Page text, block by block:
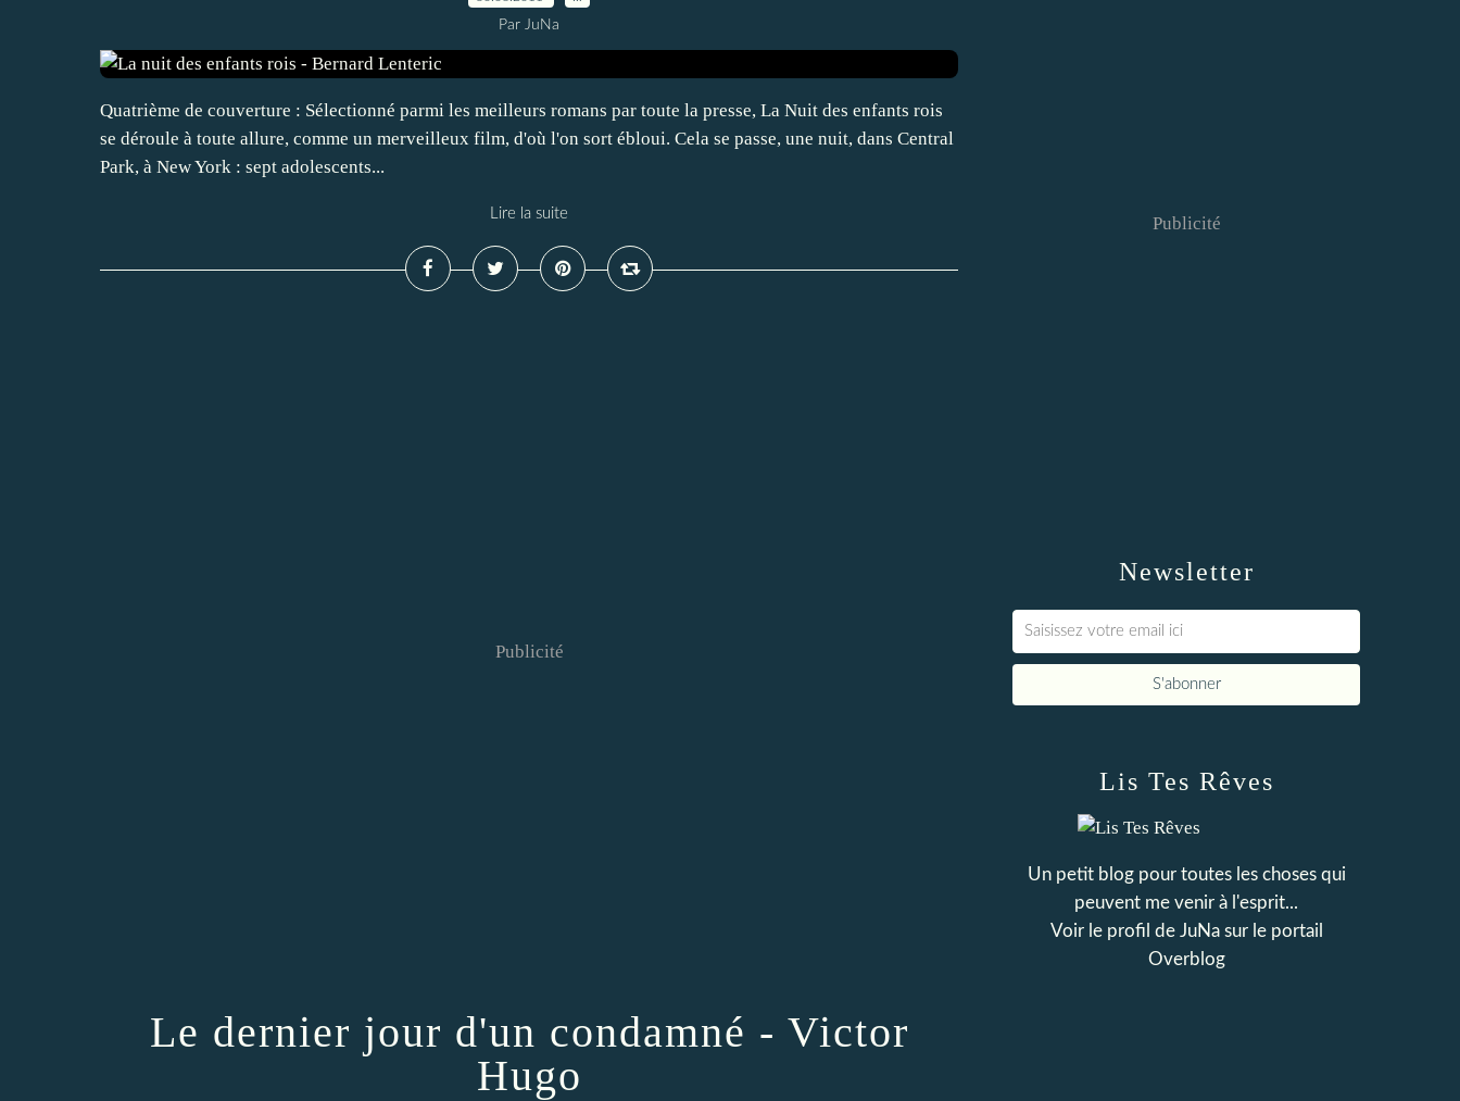
Par JuNa
Quatrième de couverture : Sélectionné parmi les meilleurs romans par toute la presse, La Nuit des enfants rois
se déroule à toute allure, comme un merveilleux film, d'où l'on sort ébloui. Cela se passe, une nuit, dans Central
Park, à New York : sept adolescents...
Lire la suite
Publicité
Le dernier jour d'un condamné - Victor
Hugo
Newsletter
Publicité
Lis Tes Rêves
Un petit blog pour toutes les choses qui
peuvent me venir à l'esprit...
Voir le profil de JuNasur le portail
Overblog